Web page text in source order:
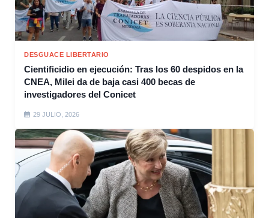
DESGUACE LIBERTARIO
Cientificidio en ejecución: Tras los 60 despidos en la
CNEA, Milei da de baja casi 400 becas de
investigadores del Conicet
29 JULIO, 2026